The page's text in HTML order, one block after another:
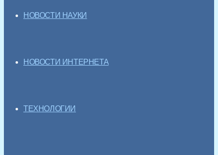
НОВОСТИ НАУКИ
НОВОСТИ ИНТЕРНЕТА
ТЕХНОЛОГИИ